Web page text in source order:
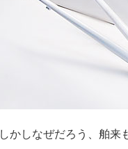
しかしなぜだろう、舶来